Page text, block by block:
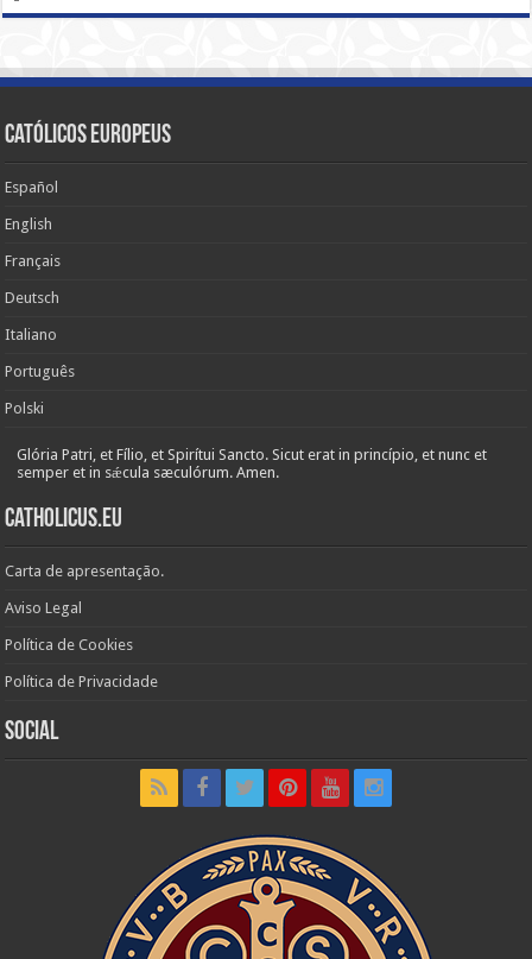
Católicos Europeus
Español
English
Français
Deutsch
Italiano
Português
Polski
Glória Patri, et Fílio, et Spirítui Sancto. Sicut erat in princípio, et nunc et
semper et in sǽcula sæculórum. Amen.
Catholicus.eu
Carta de apresentação.
Aviso Legal
Política de Cookies
Política de Privacidade
Social